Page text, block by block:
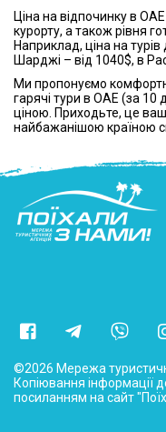
Ціна на відпочинку в
курорту, а також рівня
Наприклад, ціна на
Шарджі – від 1040$, в
Ми пропонуємо
гарячі тури в ОАЕ (за 10
ціною. Приходьте, це
найбажанішою країною
©2026 Мережа
Копіювання інформації
посиланням на сайт